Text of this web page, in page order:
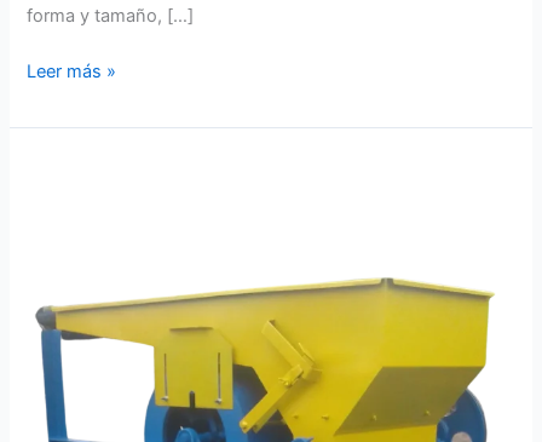
forma y tamaño, […]
Leer más »